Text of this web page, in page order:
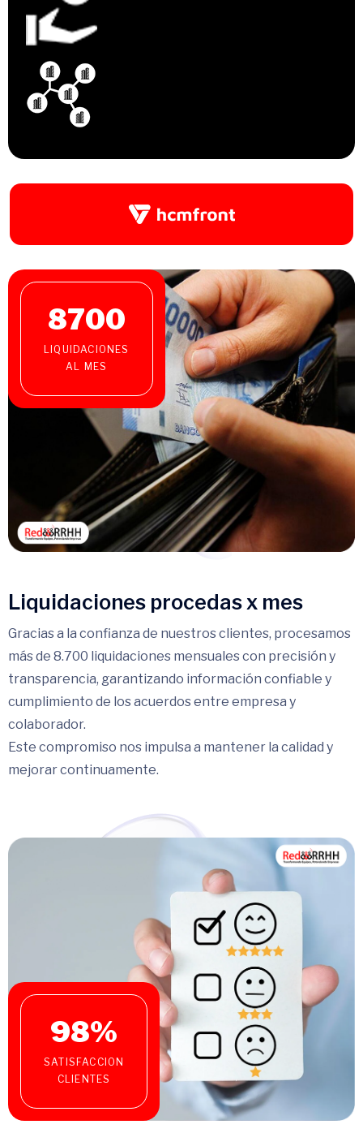
8700
LIQUIDACIONES
AL MES
Liquidaciones procedas x mes
Gracias a la confianza de nuestros clientes, procesamos
más de 8.700 liquidaciones mensuales con precisión y
transparencia, garantizando información confiable y
cumplimiento de los acuerdos entre empresa y
colaborador.
Este compromiso nos impulsa a mantener la calidad y
mejorar continuamente.
98%
SATISFACCION
CLIENTES